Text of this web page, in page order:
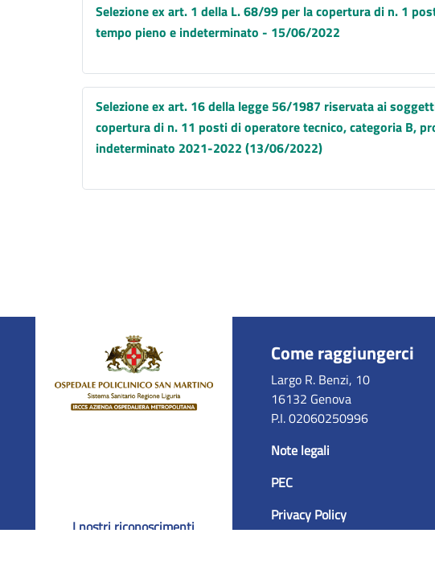
Selezione ex art. 1 della L. 68/99 per la copertura di n. 1
tempo pieno e indeterminato - 15/06/2022
Selezione ex art. 16 della legge 56/1987 riservata ai
copertura di n. 11 posti di operatore tecnico, categoria B,
indeterminato 2021-2022 (13/06/2022)
I nostri riconoscimenti
Come raggiungerci
Largo R. Benzi, 10
16132 Genova
P.I. 02060250996
Note legali
PEC
Privacy Policy